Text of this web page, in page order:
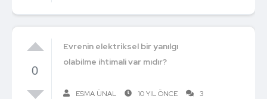
0
Evrenin elektriksel bir yanılgı
olabilme ihtimali var mıdır?
ESMA ÜNAL 10 YIL ÖNCE 3